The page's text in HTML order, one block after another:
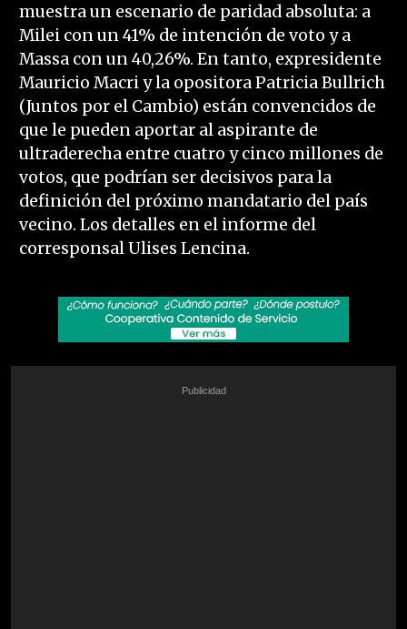
muestra un escenario de paridad absoluta: a
Milei con un 41% de intención de voto y a
Massa con un 40,26%. En tanto, expresidente
Mauricio Macri y la opositora Patricia Bullrich
(Juntos por el Cambio) están convencidos de
que le pueden aportar al aspirante de
ultraderecha entre cuatro y cinco millones de
votos, que podrían ser decisivos para la
definición del próximo mandatario del país
vecino. Los detalles en el informe del
corresponsal Ulises Lencina.